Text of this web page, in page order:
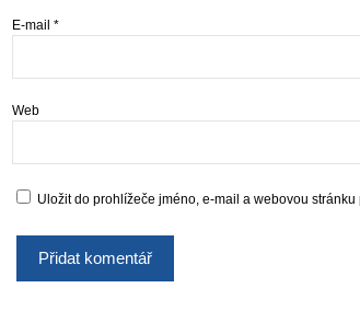
E-mail *
Web
Uložit do prohlížeče jméno, e-mail a webovou